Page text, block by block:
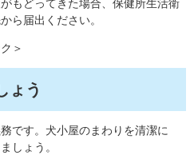
もどってきた場合、保健所生活衛
ら届出ください。
＞
ょう
です。犬小屋のまわりを清潔に
しょう。